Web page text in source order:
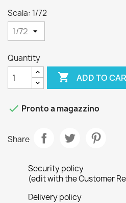
Scala: 1/72
Quantity
 ADD TO
 Pronto a magazzino
Share
Security policy
(edit with the Customer
Delivery policy